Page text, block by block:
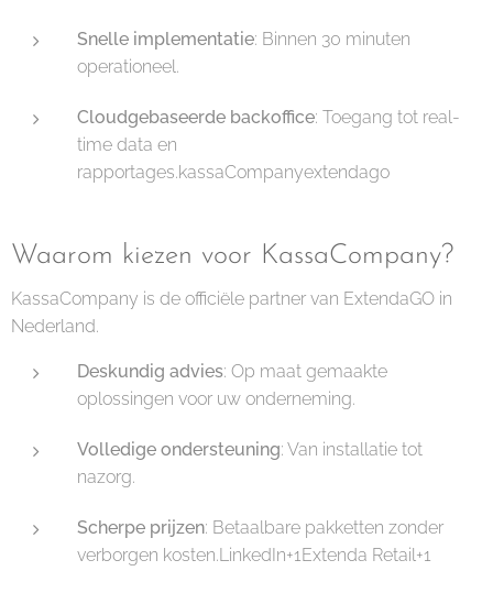
Snelle implementatie: Binnen 30 minuten
operationeel.
Cloudgebaseerde backoffice: Toegang tot real-
time data en
rapportages.kassaCompanyextendago
Waarom kiezen voor KassaCompany?
KassaCompany is de officiële partner van ExtendaGO in
Nederland.
Deskundig advies: Op maat gemaakte
oplossingen voor uw onderneming.
Volledige ondersteuning: Van installatie tot
nazorg.
Scherpe prijzen: Betaalbare pakketten zonder
verborgen kosten.LinkedIn+1Extenda Retail+1